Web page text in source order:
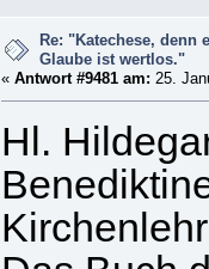
Re: "Katechese, denn
Glaube ist wertlos."
« Antwort #9481 am: 25.
Hl.